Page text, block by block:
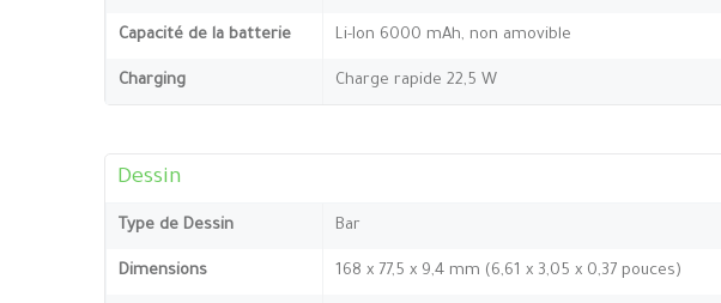
Capacité de la batterie Li-Ion 6000 mAh, non amovible
Charging Charge rapide 22,5 W
Dessin
Type de Dessin Bar
Dimensions 168 x 77,5 x 9,4 mm (6,61 x 3,05 x 0,37 pouces)